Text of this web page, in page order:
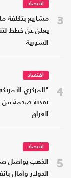
3
اقتصاد
مشاريع بتكلفة
يعلن عن خطط
السورية
4
اقتصاد
"المركزي
نقدية ضخمة من
العراق
5
اقتصاد
الذهب يواصل
الدولار وآمال